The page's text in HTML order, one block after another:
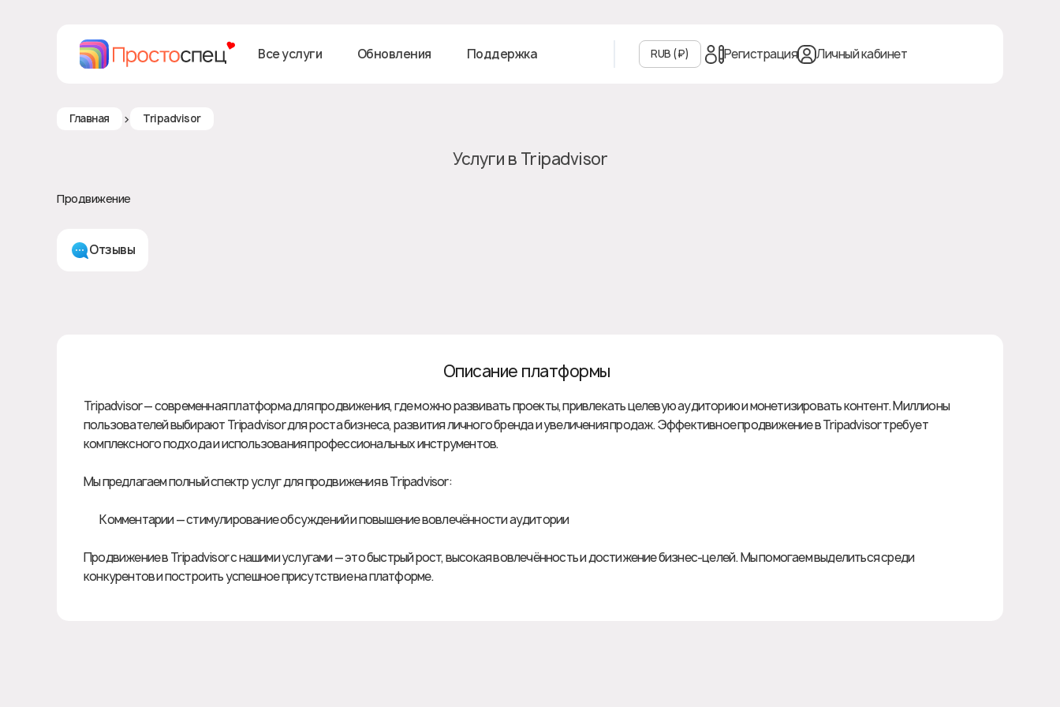
Все услуги Обновления Поддержка RUB (₽‎) Регистрация Личный кабинет
Главная > Tripadvisor
Услуги в Tripadvisor
Продвижение
Отзывы
Описание платформы
Tripadvisor — современная платформа для продвижения, где можно развивать проекты, привлекать целевую аудиторию и монетизировать контент. Миллионы
пользователей выбирают Tripadvisor для роста бизнеса, развития личного бренда и увеличения продаж. Эффективное продвижение в Tripadvisor требует
комплексного подхода и использования профессиональных инструментов.
Мы предлагаем полный спектр услуг для продвижения в Tripadvisor:
💬 Комментарии — стимулирование обсуждений и повышение вовлечённости аудитории
Продвижение в Tripadvisor с нашими услугами — это быстрый рост, высокая вовлечённость и достижение бизнес-целей. Мы помогаем выделиться среди
конкурентов и построить успешное присутствие на платформе.